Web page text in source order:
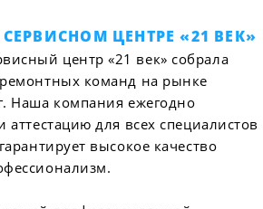
ЦЕНТРЕ «21 ВЕК»
центр «21 век» собрала
команд на рынке
Наша компания ежегодно
аттестацию для всех специалистов
высокое качество